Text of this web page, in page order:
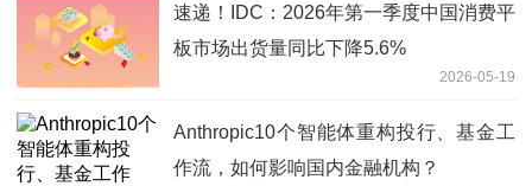
速递！IDC：2026年第一季度中国消费平
板市场出货量同比下降5.6%
2026-05-19
Anthropic10个智能体重构投行、基金工
作流，如何影响国内金融机构？